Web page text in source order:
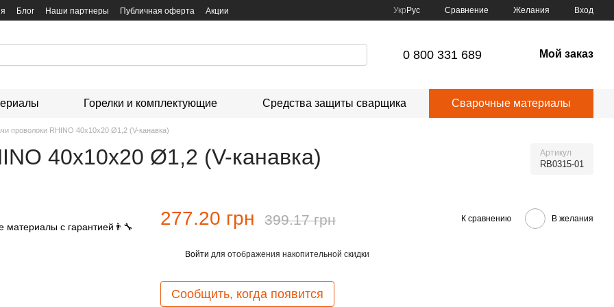
Блог Наши партнеры Публичная оферта Акции Укр Рус Сравнение Желания Вход
0 800 331 689 Мой заказ
Горелки и комплектующие Средства защиты сварщика Сварочные материалы
проволоки RHINO 40х10х20 Ø1,2 (V-канавка)
40х10х20 Ø1,2 (V-канавка) Артикул
RB0315-01
277.20 грн 399.17 грн К сравнению В желания
Войти для отображения накопительной скидки
Сообщить, когда появится